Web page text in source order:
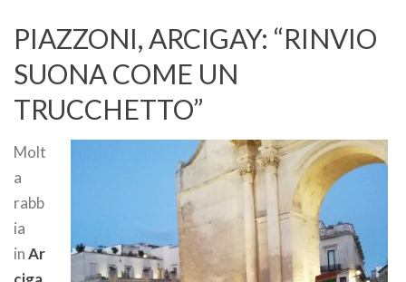
PIAZZONI, ARCIGAY: “RINVIO
SUONA COME UN
TRUCCHETTO”
Molt
a
rabb
ia
inAr